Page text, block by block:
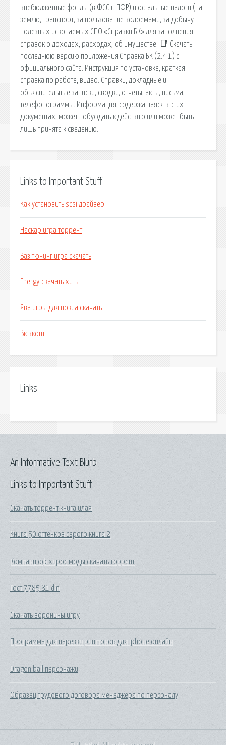
внебюджетные фонды (в ФСС и ПФР) и остальные налоги (на
землю, транспорт, за пользование водоемами, за добычу
полезных ископаемых СПО «Справки БК» для заполнения
справок о доходах, расходах, об имуществе. 📑 Скачать
последнюю версию приложения Справка БК (2.4.1) с
официального сайта. Инструкция по установке, краткая
справка по работе, видео. Справки, докладные и
объяснительные записки, сводки, отчеты, акты, письма,
телефонограммы. Информация, содержащаяся в этих
документах, может побуждать к действию или может быть
лишь принята к сведению.
Links to Important Stuff
Как установить scsi драйвер
Наскар игра торрент
Ваз тюнинг игра скачать
Energy скачать хиты
Ява игры для нокиа скачать
Вк вкопт
Links
Links to Important Stuff
Скачать торрент книга илая
Книга 50 оттенков серого книга 2
Компани оф хирос моды скачать торрент
Гост 7785 81 din
Скачать воронины игру
Программа для нарезки рингтонов для iphone онлайн
Dragon ball персонажи
Образец трудового договора менеджера по персоналу
An Informative Text Blurb